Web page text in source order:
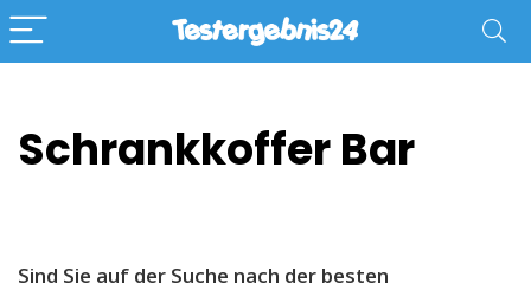
Schrankkoffer Bar
Sind Sie auf der Suche nach der besten